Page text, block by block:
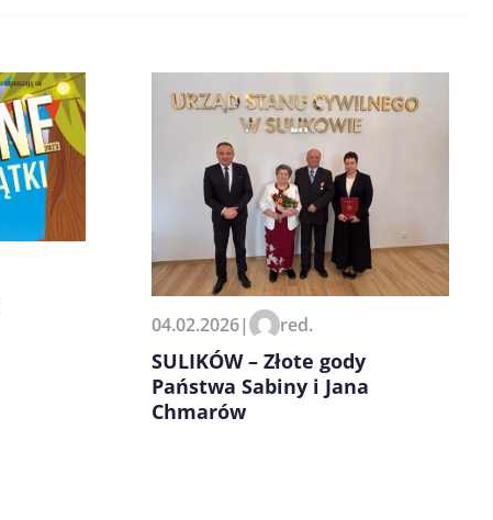
04.02.2026| red.
SULIKÓW – Złote gody
Państwa Sabiny i Jana
Chmarów